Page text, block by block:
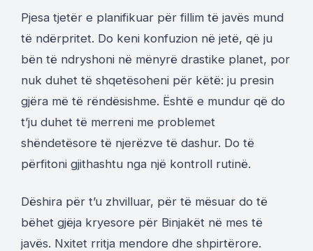
Pjesa tjetër e planifikuar për fillim të javës mund
të ndërpritet. Do keni konfuzion në jetë, që ju
bën të ndryshoni në mënyrë drastike planet, por
nuk duhet të shqetësoheni për këtë: ju presin
gjëra më të rëndësishme. Është e mundur që do
t’ju duhet të merreni me problemet
shëndetësore të njerëzve të dashur. Do të
përfitoni gjithashtu nga një kontroll rutinë.
Dëshira për t’u zhvilluar, për të mësuar do të
bëhet gjëja kryesore për Binjakët në mes të
javës. Nxitet rritja mendore dhe shpirtërore.